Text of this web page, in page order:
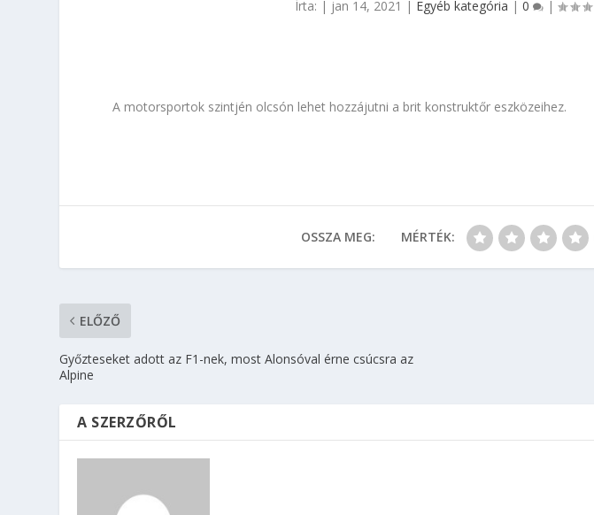
Írta: | jan 14, 2021 | Egyéb kategória |0 |
A motorsportok szintjén olcsón lehet hozzájutni a brit konstruktőr eszközeihez.
OSSZA MEG: MÉRTÉK:
ELŐZŐ
Győzteseket adott az F1-nek, most Alonsóval érne csúcsra az
Alpine
A SZERZŐRŐL